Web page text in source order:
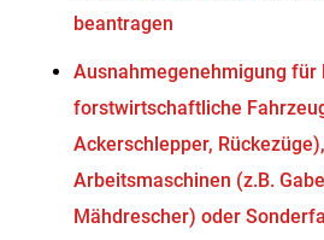
beantragen
Ausnahmegenehmigung für
forstwirtschaftliche
Ackerschlepper,
Arbeitsmaschinen (z.B.
Mähdrescher) oder